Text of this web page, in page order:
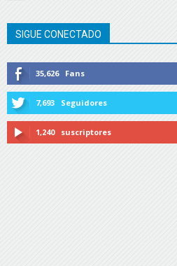
SIGUE CONECTADO
35,626 Fans
7,693 Seguidores
1,240 suscriptores